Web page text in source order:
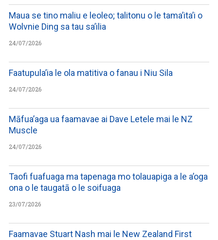
Maua se tino maliu e leoleo; talitonu o le tama’ita’i o
Wolvnie Ding sa tau sa’ilia
24/07/2026
Faatupula’ia le ola matitiva o fanau i Niu Sila
24/07/2026
Māfua’aga ua faamavae ai Dave Letele mai le NZ
Muscle
24/07/2026
Taofi fuafuaga ma tapenaga mo tolauapiga a le a’oga
ona o le taugatā o le soifuaga
23/07/2026
Faamavae Stuart Nash mai le New Zealand First